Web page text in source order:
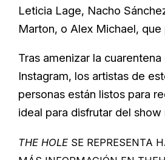
Leticia Lage, Nacho
Marton, o Alex Michael,
Tras amenizar la
Instagram, los artistas de
personas están listos para
ideal para disfrutar del
THE HOLE SE REPRESENTA